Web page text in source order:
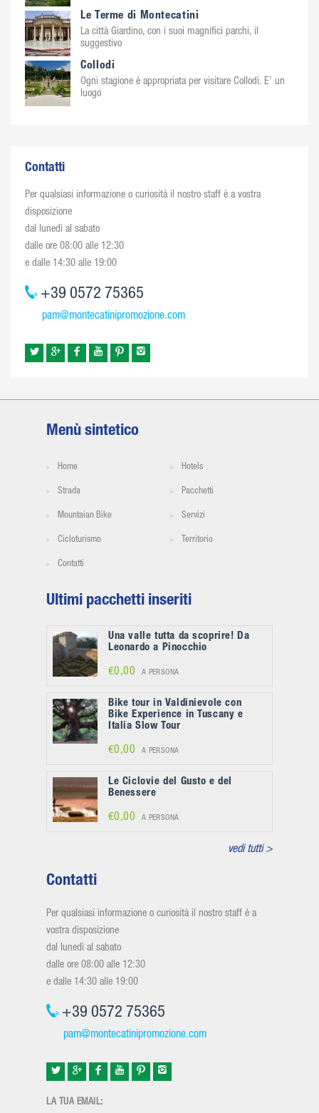
Le Terme di Montecatini
La città Giardino, con i suoi magnifici parchi, il
suggestivo
Collodi
Ogni stagione è appropriata per visitare Collodi. E’ un
luogo
Contatti
Per qualsiasi informazione o curiosità il nostro staff è a vostra
disposizione
dal lunedì al sabato
dalle ore 08:00 alle 12:30
e dalle 14:30 alle 19:00
+39 0572 75365
pam@montecatinipromozione.com
Menù sintetico
Home Hotels
Strada Pacchetti
Mountaian Bike Servizi
Cicloturismo Territorio
Contatti
Ultimi pacchetti inseriti
Una valle tutta da scoprire! Da
Leonardo a Pinocchio
€0,00 A PERSONA
Bike tour in Valdinievole con
Bike Experience in Tuscany e
Italia Slow Tour
€0,00 A PERSONA
Le Ciclovie del Gusto e del
Benessere
€0,00 A PERSONA
vedi tutti >
Contatti
Per qualsiasi informazione o curiosità il nostro staff è a
vostra disposizione
dal lunedì al sabato
dalle ore 08:00 alle 12:30
e dalle 14:30 alle 19:00
+39 0572 75365
pam@montecatinipromozione.com
LA TUA EMAIL: